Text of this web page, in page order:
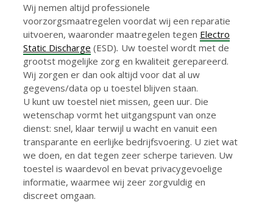
Wij nemen altijd professionele
voorzorgsmaatregelen voordat wij een reparatie
uitvoeren, waaronder maatregelen tegen Electro
Static Discharge (ESD). Uw toestel wordt met de
grootst mogelijke zorg en kwaliteit gerepareerd.
Wij zorgen er dan ook altijd voor dat al uw
gegevens/data op u toestel blijven staan.
U kunt uw toestel niet missen, geen uur. Die
wetenschap vormt het uitgangspunt van onze
dienst: snel, klaar terwijl u wacht en vanuit een
transparante en eerlijke bedrijfsvoering. U ziet wat
we doen, en dat tegen zeer scherpe tarieven. Uw
toestel is waardevol en bevat privacygevoelige
informatie, waarmee wij zeer zorgvuldig en
discreet omgaan.